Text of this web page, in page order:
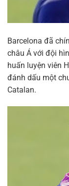
Barcelona đã
châu Á với đội
huấn luyện viên
đánh dấu một
Catalan.